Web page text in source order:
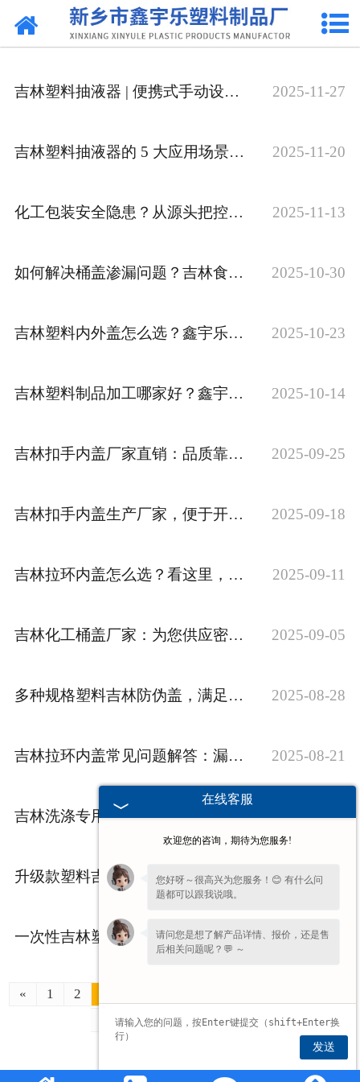
网站首页
产品中心
新闻中心
吉林塑料抽液器 | 便携式手动设计 耐用不易漏 多规格可选 2025-11-27
吉林塑料抽液器的 5 大应用场景：工业 / 汽车 / 家居都能用 2025-11-20
化工包装安全隐患？从源头把控 选择合规吉林化工密封桶盖 2025-11-13
如何解决桶盖渗漏问题？吉林食品级塑料盖 实测密封性能达标 2025-10-30
吉林塑料内外盖怎么选？鑫宇乐3 步教你匹配合适的桶盖型号 2025-10-23
吉林塑料制品加工哪家好？鑫宇乐塑料的 3 大核心工艺保障品质与效率 2025-10-14
吉林扣手内盖厂家直销：品质靠谱、经久耐用，开启更轻松 2025-09-25
吉林扣手内盖生产厂家，便于开启耐使用，支持按需定制 2025-09-18
吉林拉环内盖怎么选？看这里，选对不纠结 2025-09-11
吉林化工桶盖厂家：为您供应密封好、耐使用的化工桶盖 2025-09-05
多种规格塑料吉林防伪盖，满足不同包装需求 2025-08-28
吉林拉环内盖常见问题解答：漏液、断裂如何解决 2025-08-21
吉林洗涤专用抽液器：升级功能，提升效率 2025-08-14
升级款塑料吉林洗衣液用抽液器，省力按压更耐用值得入手 2025-08-05
一次性吉林塑料抽液器批发服务 - 卫生安全液体抽取解决方案 2025-07-17
« 1 2
13 » 最后一页 ›
在线客服
欢迎您的咨询，期待为您服务!
您好呀～很高兴为您服务！😊 有什么问
题都可以跟我说哦。
请问您是想了解产品详情、报价，还是售
后相关问题呢？💬 ～
发送